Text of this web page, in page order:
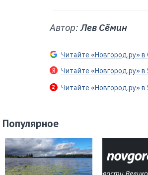
Автор:Лев Сёмин
Читайте «Новгород.ру» в
Читайте «Новгород.ру» в
Читайте «Новгород.ру» в
Популярное